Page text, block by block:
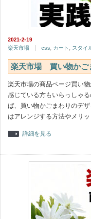
2021-2-19
楽天市場
css カート スタイ
楽天市場 買い物か
楽天市場の商品ページ買い
感じている方もいらっしゃ
ば、買い物かごまわりのデ
はアレンジする方法やメリ
詳細を見る